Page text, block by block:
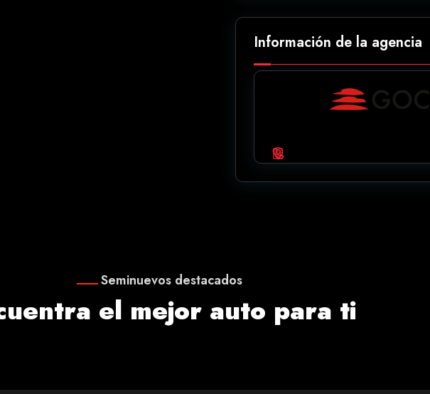
Información de la agencia
Seminuevos destacados
el mejor auto para ti